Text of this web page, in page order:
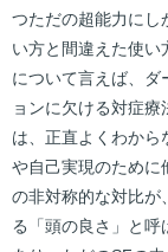
つただの超能力にし
い方と間違えた使
について言えば、ダ
ョンに欠ける対症
は、正直よくわか
や自己実現のために
の非対称的な対比が
る「頭の良さ」と